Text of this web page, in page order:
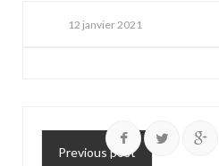
12 janvier 2021
Previous post